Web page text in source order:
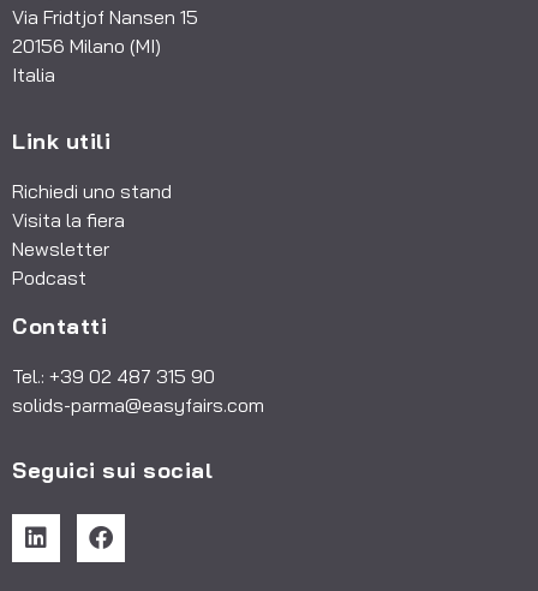
Via Fridtjof Nansen 15
20156 Milano (MI)
Italia
Link utili
Richiedi uno stand
Visita la fiera
Newsletter
Podcast
Contatti
Tel.: +39 02 487 315 90
solids-parma@easyfairs.com
Seguici sui social